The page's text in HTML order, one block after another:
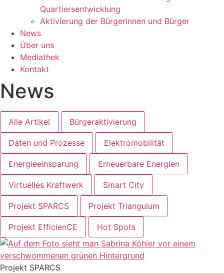
Quartiersentwicklung
Aktivierung der Bürgerinnen und Bürger
News
Über uns
Mediathek
Kontakt
News
Alle Artikel Bürgeraktivierung
Daten und Prozesse Elektromobilität
Energieeinsparung Erneuerbare Energien
Virtuelles Kraftwerk Smart City
Projekt SPARCS Projekt Triangulum
Projekt EfficienCE Hot Spots
Projekt SPARCS